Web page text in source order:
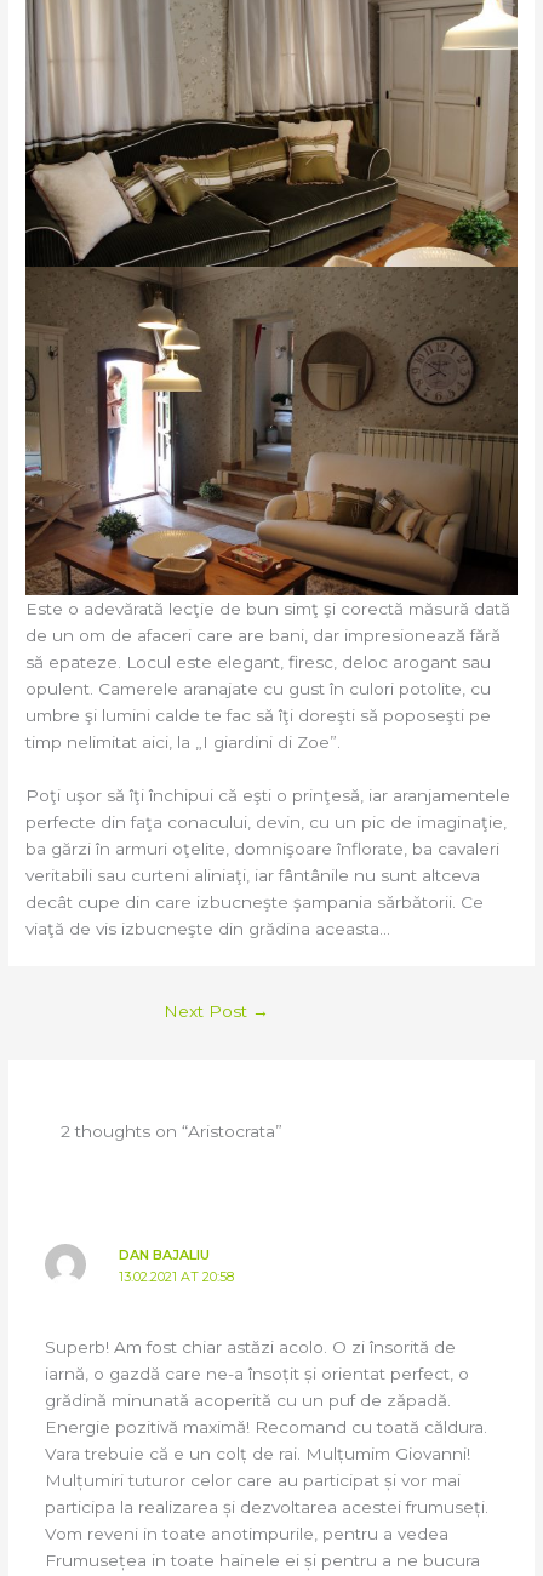
Este o adevărată lecţie de bun simţ şi corectă măsură dată
de un om de afaceri care are bani, dar impresionează fără
să epateze. Locul este elegant, firesc, deloc arogant sau
opulent. Camerele aranajate cu gust în culori potolite, cu
umbre şi lumini calde te fac să îţi doreşti să poposeşti pe
timp nelimitat aici, la „I giardini di Zoe”.
Poţi uşor să îţi închipui că eşti o prinţesă, iar aranjamentele
perfecte din faţa conacului, devin, cu un pic de imaginaţie,
ba gărzi în armuri oţelite, domnişoare înflorate, ba cavaleri
veritabili sau curteni aliniaţi, iar fântânile nu sunt altceva
decât cupe din care izbucneşte şampania sărbătorii. Ce
viaţă de vis izbucneşte din grădina aceasta…
Next Post →
2 thoughts on “Aristocrata”
DAN BAJALIU
13.02.2021 AT 20:58
Superb! Am fost chiar astăzi acolo. O zi însorită de
iarnă, o gazdă care ne-a însoțit și orientat perfect, o
grădină minunată acoperită cu un puf de zăpadă.
Energie pozitivă maximă! Recomand cu toată căldura.
Vara trebuie că e un colț de rai. Mulțumim Giovanni!
Mulțumiri tuturor celor care au participat și vor mai
participa la realizarea și dezvoltarea acestei frumuseți.
Vom reveni in toate anotimpurile, pentru a vedea
Frumusețea in toate hainele ei și pentru a ne bucura